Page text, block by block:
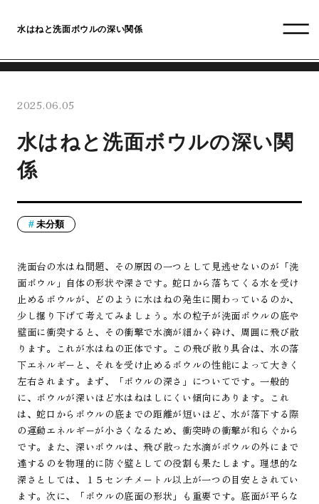
水はねと洗面ボウルの深い関係
2025.06.05
水はねと洗面ボウルの深い関
係
未分類
洗面台の水はね問題、その原因の一つとして見逃せないのが「洗
面ボウル」自体の形状や深さです。蛇口から落ちてくる水を受け
止めるボウルが、どのように水はねの発生に関わっているのか、
少し掘り下げて考えてみましょう。水の粒子が洗面ボウルの底や
壁面に衝突すると、その衝撃で水滴が細かく砕け、周囲に飛び散
ります。これが水はねの正体です。この飛び散り具合は、水の落
下エネルギーと、それを受け止めるボウルの性能によって大きく
左右されます。まず、「ボウルの深さ」についてです。一般的
に、ボウルが深いほど水はねはしにくい傾向にあります。これ
は、蛇口からボウルの底までの距離が短いほど、水が落下する際
の運動エネルギーが小さくなるため、衝突時の衝撃が和らぐから
です。また、深いボウルは、飛び散った水滴がボウルの外にまで
達するのを物理的に防ぐ壁としての役割も果たします。理想的な
深さとしては、１５センチメートル以上が一つの目安とされてい
ます。次に、「ボウルの底面の形状」も重要です。底面が平らな